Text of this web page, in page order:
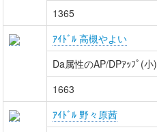
1365
ｱｲﾄﾞﾙ 高槻やよい
Da属性のAP/DPｱｯﾌﾟ(小)
1663
ｱｲﾄﾞﾙ 野々原茜